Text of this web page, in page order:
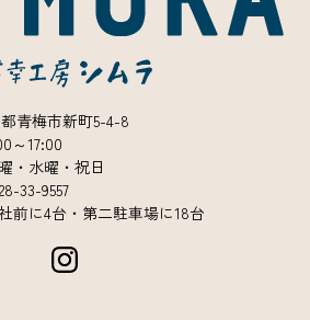
青梅市新町5-4-8
17:00
水曜・祝日
9557
4台・第二駐車場に18台